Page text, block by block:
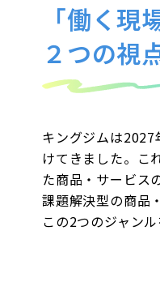
「働く現
２つの視
キングジムは
けてきました。こ
た商品・サービス
課題解決型の商品
この2つのジャン